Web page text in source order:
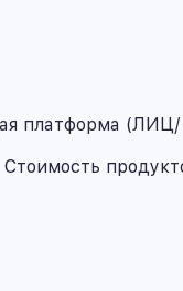
платформа (ЛИЦ/
Стоимость